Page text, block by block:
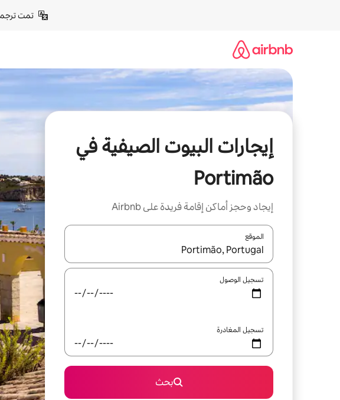
تمت
إيجارات البيوت الصيفية في
Portimão
إيجاد وحجز أماكن إقامة فريدة على Airbnb
الموقع
عند توفر النتائج، انتقل باستخدام السهمين لأعلى ولأسفل أو استكشف عن
تسجيل الوصول
تسجيل المغادرة
بحث